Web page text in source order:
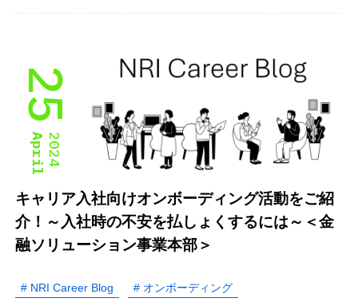
25
2024
April
キャリア入社向けオンボーディング活動をご紹
介！～入社時の不安を払しょくするには～＜金
融ソリューション事業本部＞
# NRI Career Blog # オンボーディング